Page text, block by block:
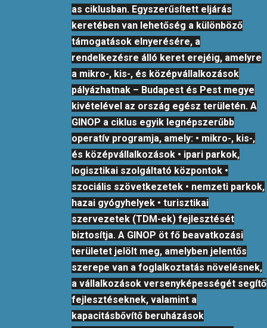
as ciklusban. Egyszerűsített eljárás
keretében van lehetőség a különböző
támogatások elnyerésére, a
rendelkezésre álló keret erejéig, amelyre
a mikro-, kis-, és középvállalkozások
pályázhatnak – Budapest és Pest megye
kivételével az ország egész területén. A
GINOP a ciklus egyik legnépszerűbb
operatív programja, amely: • mikro-, kis-,
és középvállalkozások • ipari parkok,
logisztikai szolgáltató központok •
szociális szövetkezetek • nemzeti parkok,
hazai gyógyhelyek • turisztikai
szervezetek (TDM-ek) fejlesztését
biztosítja. A GINOP öt fő beavatkozási
területet jelölt meg, amelyben jelentős
szerepe van a foglalkoztatás növelésnek,
a vállalkozások versenyképességét segítő
fejlesztéseknek, valamint a
kapacitásbővítő beruházások